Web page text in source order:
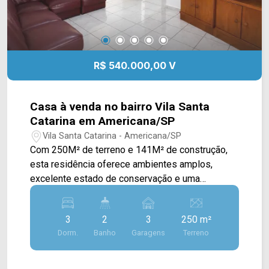
R$ 540.000,00 V
Casa à venda no bairro Vila Santa
Catarina em Americana/SP
Vila Santa Catarina - Americana/SP
Com 250M² de terreno e 141M² de construção,
esta residência oferece ambientes amplos,
excelente estado de conservação e uma
localização estratégica, sendo uma ótima opção
tanto para moradia quanto para quem busca um
imóvel com potencial para uso residencial ou
comercial. A área social proporciona ambientes
confortáveis para a rotina da família. O imóvel
3
Dorm.
2
Banho
3
Garagens
250 m²
Terreno